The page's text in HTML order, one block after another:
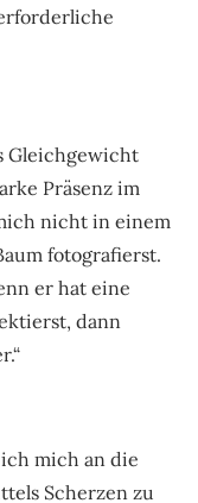
Gleichgewicht
Präsenz im
nicht in einem
fotografierst.
er hat eine
dann
mich an die
Scherzen zu